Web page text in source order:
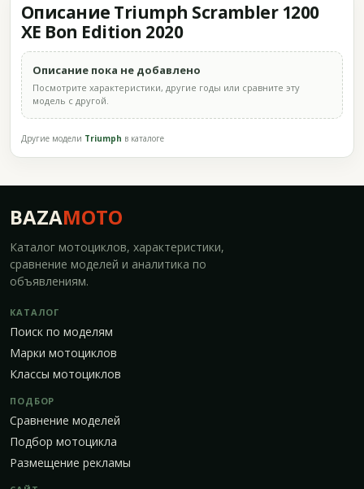
Описание Triumph Scrambler 1200
XE Bon Edition 2020
Описание пока не добавлено
Посмотрите характеристики, другие годы или сравните эту
модель с другой.
Другие модели Triumph в каталоге
BAZAMOTO
Каталог мотоциклов, характеристики,
сравнение моделей и аналитика по
объявлениям.
КАТАЛОГ
Поиск по моделям
Марки мотоциклов
Классы мотоциклов
ПОДБОР
Сравнение моделей
Подбор мотоцикла
Размещение рекламы